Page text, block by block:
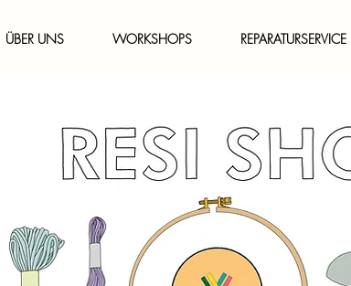
ÜBER UNS WORKSHOPS REPARATURSERVICE